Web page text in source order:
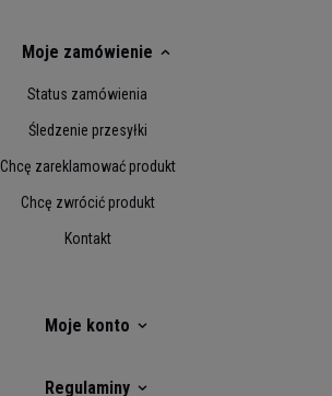
Moje zamówienie
Status zamówienia
Śledzenie przesyłki
Chcę zareklamować produkt
Chcę zwrócić produkt
Kontakt
Moje konto
Regulaminy